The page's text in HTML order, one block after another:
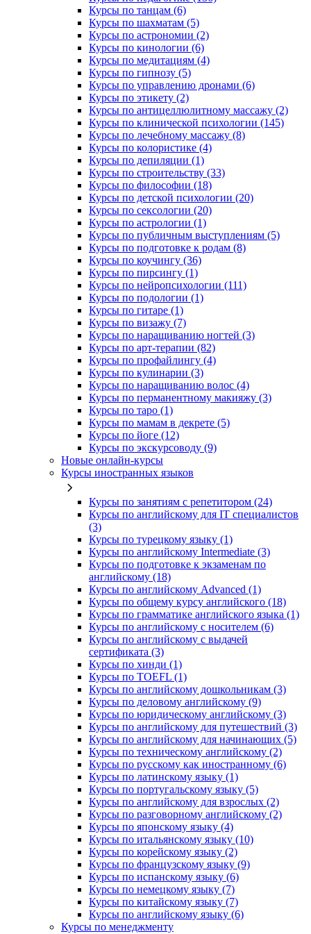
Курсы по танцам (6)
Курсы по шахматам (5)
Курсы по астрономии (2)
Курсы по кинологии (6)
Курсы по медитациям (4)
Курсы по гипнозу (5)
Курсы по управлению дронами (6)
Курсы по этикету (2)
Курсы по антицеллюлитному массажу (2)
Курсы по клинической психологии (145)
Курсы по лечебному массажу (8)
Курсы по колористике (4)
Курсы по депиляции (1)
Курсы по строительству (33)
Курсы по философии (18)
Курсы по детской психологии (20)
Курсы по сексологии (20)
Курсы по астрологии (1)
Курсы по публичным выступлениям (5)
Курсы по подготовке к родам (8)
Курсы по коучингу (36)
Курсы по пирсингу (1)
Курсы по нейропсихологии (111)
Курсы по подологии (1)
Курсы по гитаре (1)
Курсы по визажу (7)
Курсы по наращиванию ногтей (3)
Курсы по арт-терапии (82)
Курсы по профайлингу (4)
Курсы по кулинарии (3)
Курсы по наращиванию волос (4)
Курсы по перманентному макияжу (3)
Курсы по таро (1)
Курсы по мамам в декрете (5)
Курсы по йоге (12)
Курсы по экскурсоводу (9)
Новые онлайн‑курсы
Курсы иностранных языков
Курсы по занятиям с репетитором (24)
Курсы по английскому для IT специалистов
(3)
Курсы по турецкому языку (1)
Курсы по английскому Intermediate (3)
Курсы по подготовке к экзаменам по
английскому (18)
Курсы по английскому Advanced (1)
Курсы по общему курсу английского (18)
Курсы по грамматике английского языка (1)
Курсы по английскому с носителем (6)
Курсы по английскому с выдачей
сертификата (3)
Курсы по хинди (1)
Курсы по TOEFL (1)
Курсы по английскому дошкольникам (3)
Курсы по деловому английскому (9)
Курсы по юридическому английскому (3)
Курсы по английскому для путешествий (3)
Курсы по английскому для начинающих (5)
Курсы по техническому английскому (2)
Курсы по русскому как иностранному (6)
Курсы по латинскому языку (1)
Курсы по португальскому языку (5)
Курсы по английскому для взрослых (2)
Курсы по разговорному английскому (2)
Курсы по японскому языку (4)
Курсы по итальянскому языку (10)
Курсы по корейскому языку (2)
Курсы по французскому языку (9)
Курсы по испанскому языку (6)
Курсы по немецкому языку (7)
Курсы по китайскому языку (7)
Курсы по английскому языку (6)
Курсы по менеджменту